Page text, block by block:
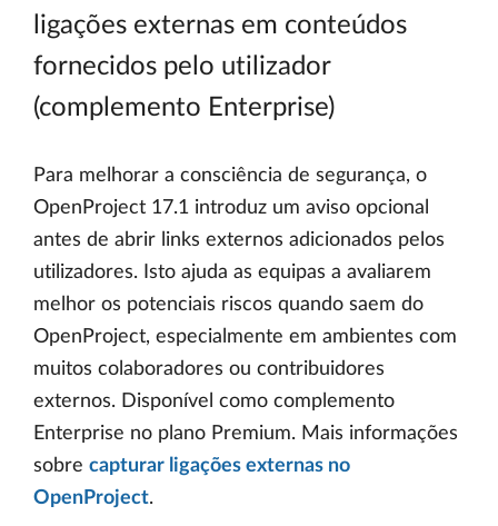
ligações externas em conteúdos
fornecidos pelo utilizador
(complemento Enterprise)
Para melhorar a consciência de segurança, o
OpenProject 17.1 introduz um aviso opcional
antes de abrir links externos adicionados pelos
utilizadores. Isto ajuda as equipas a avaliarem
melhor os potenciais riscos quando saem do
OpenProject, especialmente em ambientes com
muitos colaboradores ou contribuidores
externos. Disponível como complemento
Enterprise no plano Premium. Mais informações
sobre capturar ligações externas no
OpenProject.